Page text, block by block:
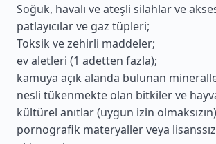
Soğuk, havalı ve ateşli silahlar ve
patlayıcılar ve gaz tüpleri;
Toksik ve zehirli maddeler;
ev aletleri (1 adetten fazla);
kamuya açık alanda bulunan
nesli tükenmekte olan bitkiler ve
kültürel anıtlar (uygun izin
pornografik materyaller veya lisanssız